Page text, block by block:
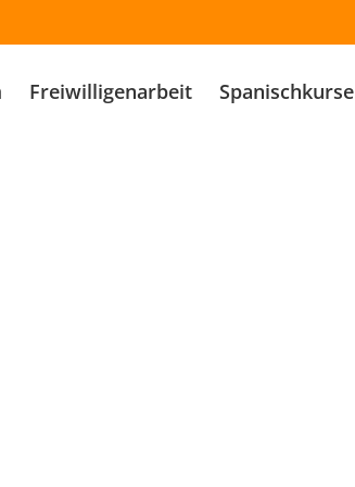
Freiwilligenarbeit Spanischkurse